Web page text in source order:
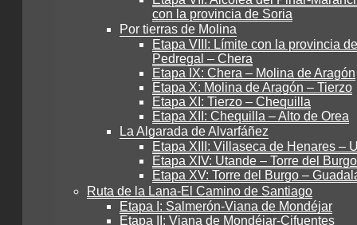
con la provincia de Soria
Por tierras de Molina
Etapa VIII: Límite con la provincia
Pedregal – Chera
Etapa IX: Chera – Molina de Aragón
Etapa X: Molina de Aragón – Tierzo
Etapa XI: Tierzo – Chequilla
Etapa XII: Chequilla – Alto de Orea
La Algarada de Alvarfáñez
Etapa XIII: Villaseca de Henares –
Etapa XIV: Utande – Torre del Burgo
Etapa XV: Torre del Burgo –
Ruta de la Lana-El Camino de Santiago
Etapa I: Salmerón-Viana de Mondéjar
Etapa II: Viana de Mondéjar-Cifuentes